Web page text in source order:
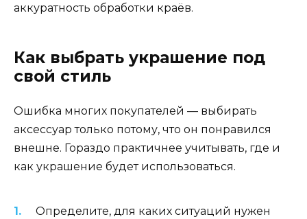
аккуратность обработки краёв.
Как выбрать украшение под
свой стиль
Ошибка многих покупателей — выбирать
аксессуар только потому, что он понравился
внешне. Гораздо практичнее учитывать, где и
как украшение будет использоваться.
Определите, для каких ситуаций нужен